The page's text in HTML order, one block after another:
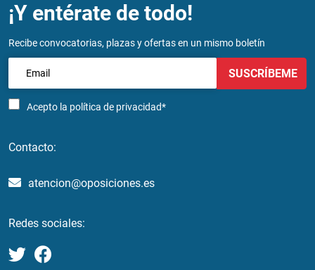
¡Y entérate de todo!
Recibe convocatorias, plazas y ofertas en un mismo boletín
Acepto la política de privacidad*
SUSCRÍBEME
Contacto:
atencion@oposiciones.es
Redes sociales: